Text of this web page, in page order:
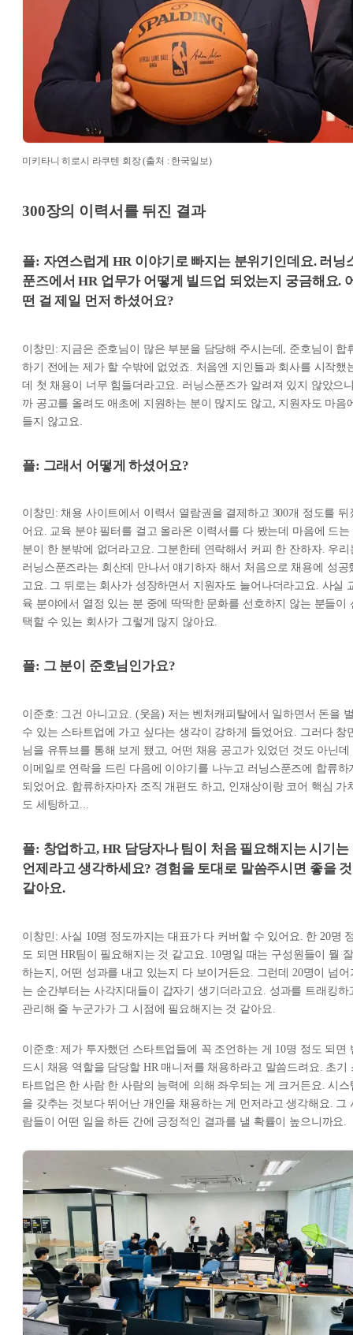
미키타니 히로시 라쿠텐 회장 (출처 : 한국일보)
300장의 이력서를 뒤진 결과
플: 자연스럽게 HR 이야기로 빠지는 분위기인데요. 러닝
푼즈에서 HR 업무가 어떻게 빌드업 되었는지 궁금해요.
떤 걸 제일 먼저 하셨어요?
이창민: 지금은 준호님이 많은 부분을 담당해 주시는데, 준호님이 합
하기 전에는 제가 할 수밖에 없었죠. 처음엔 지인들과 회사를 시작했
데 첫 채용이 너무 힘들더라고요. 러닝스푼즈가 알려져 있지 않았으
까 공고를 올려도 애초에 지원하는 분이 많지도 않고, 지원자도 마음
들지 않고요.
플: 그래서 어떻게 하셨어요?
이창민: 채용 사이트에서 이력서 열람권을 결제하고 300개 정도를 뒤
어요. 교육 분야 필터를 걸고 올라온 이력서를 다 봤는데 마음에 드는
분이 한 분밖에 없더라고요. 그분한테 연락해서 커피 한 잔하자. 우리
러닝스푼즈라는 회산데 만나서 얘기하자 해서 처음으로 채용에 성공
고요. 그 뒤로는 회사가 성장하면서 지원자도 늘어나더라고요. 사실
육 분야에서 열정 있는 분 중에 딱딱한 문화를 선호하지 않는 분들이
택할 수 있는 회사가 그렇게 많지 않아요.
플: 그 분이 준호님인가요?
이준호: 그건 아니고요. (웃음) 저는 벤처캐피탈에서 일하면서 돈을
수 있는 스타트업에 가고 싶다는 생각이 강하게 들었어요. 그러다 창
님을 유튜브를 통해 보게 됐고, 어떤 채용 공고가 있었던 것도 아닌데
이메일로 연락을 드린 다음에 이야기를 나누고 러닝스푼즈에 합류하
되었어요. 합류하자마자 조직 개편도 하고, 인재상이랑 코어 핵심 가
도 세팅하고...
플: 창업하고, HR 담당자나 팀이 처음 필요해지는 시기는
언제라고 생각하세요? 경험을 토대로 말씀주시면 좋을 것
같아요.
이창민: 사실 10명 정도까지는 대표가 다 커버할 수 있어요. 한 20명
도 되면 HR팀이 필요해지는 것 같고요. 10명일 때는 구성원들이 뭘 잘
하는지, 어떤 성과를 내고 있는지 다 보이거든요. 그런데 20명이 넘어
는 순간부터는 사각지대들이 갑자기 생기더라고요. 성과를 트래킹하
관리해 줄 누군가가 그 시점에 필요해지는 것 같아요.
이준호: 제가 투자했던 스타트업들에 꼭 조언하는 게 10명 정도 되면
드시 채용 역할을 담당할 HR 매니저를 채용하라고 말씀드려요. 초기
타트업은 한 사람 한 사람의 능력에 의해 좌우되는 게 크거든요. 시스
을 갖추는 것보다 뛰어난 개인을 채용하는 게 먼저라고 생각해요. 그
람들이 어떤 일을 하든 간에 긍정적인 결과를 낼 확률이 높으니까요.